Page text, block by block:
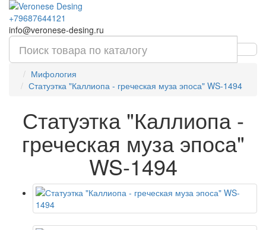
+79687644121
info@veronese-desing.ru
Мифология
Статуэтка "Каллиопа - греческая муза эпоса" WS-1494
Статуэтка "Каллиопа -
греческая муза эпоса"
WS-1494